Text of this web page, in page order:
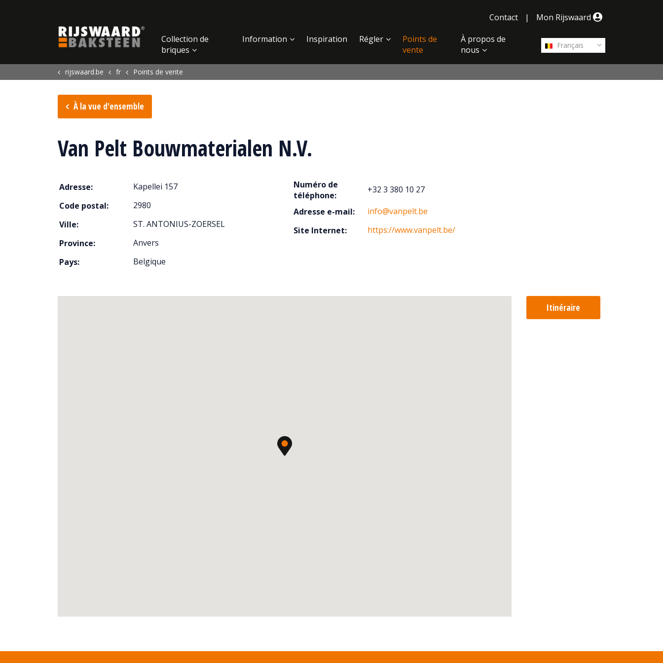
Contact
| Mon Rijswaard
Français
Collection de
briques
Information Inspiration Régler
Points de
vente
À propos de
nous
rijswaard.be fr Points de vente
À la vue d'ensemble
Van Pelt Bouwmaterialen N.V.
Adresse:
Kapellei 157
Code postal:
2980
Ville:
ST. ANTONIUS-ZOERSEL
Province:
Anvers
Pays:
Belgique
Numéro de
téléphone:
+32 3 380 10 27
Adresse e-mail:
info@vanpelt.be
Site Internet:
https://www.vanpelt.be/
Itinéraire